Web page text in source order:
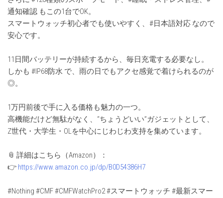
通知確認 もこの1台でOK。
スマートウォッチ初心者でも使いやすく、#日本語対応 なので
安心です。
11日間バッテリーが持続するから、毎日充電する必要なし。
しかも #IP68防水 で、雨の日でもアクセ感覚で着けられるのが
◎。
1万円前後で手に入る価格も魅力の一つ。
高機能だけど無駄がなく、“ちょうどいい”ガジェットとして、
Z世代・大学生・OLを中心にじわじわ支持を集めています。
📎 詳細はこちら（Amazon）：
👉 https://www.amazon.co.jp/dp/B0D54386H7
#Nothing #CMF #CMFWatchPro2 #スマートウォッチ #最新スマー